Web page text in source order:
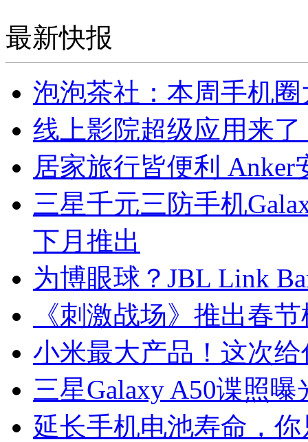
最新快报
泡泡茶社：本周手机
线上影院超级应用来
居家旅行皆便利
三星千元三防手机
下月推出
为博眼球？JBL Link
《刺激战场》推出春
小米最大产品！这次
三星Galaxy A50谍照
延长手机电池寿命，